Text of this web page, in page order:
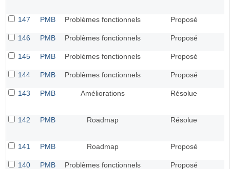
147 PMB Problèmes fonctionnels Proposé
146 PMB Problèmes fonctionnels Proposé
145 PMB Problèmes fonctionnels Proposé
144 PMB Problèmes fonctionnels Proposé
143 PMB Améliorations Résolue
142 PMB Roadmap Résolue
141 PMB Roadmap Proposé
140 PMB Problèmes fonctionnels Proposé